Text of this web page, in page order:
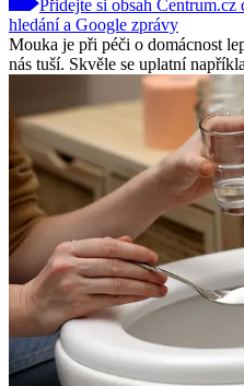
Přidejte si obsah
hledání a Google zprávy
Mouka je při péči o domácnost
nás tuší. Skvěle se uplatní